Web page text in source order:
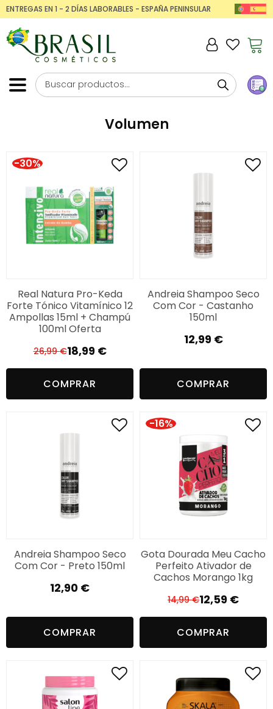
ENTREGAS EN 1 - 2 DÍAS LABORABLES - ESPAÑA PENINSULAR
Volumen
-30%
Real Natura Pro-Keda
Forte Tónico Vitamínico 12
Ampollas 15ml + Champú
100ml Oferta
26,99€El
precio
original
era:
18,99 €
El
precio
actual
es:
COMPRAR
Andreia Shampoo Seco
Com Cor - Castanho
150ml
12,99 €
COMPRAR
Andreia Shampoo Seco
Com Cor - Preto 150ml
12,90 €
COMPRAR
-16%
Gota Dourada Meu Cacho
Perfeito Ativador de
Cachos Morango 1kg
14,99€ El
precio
original
era:
12,59 €
El
precio
actual
es:
COMPRAR